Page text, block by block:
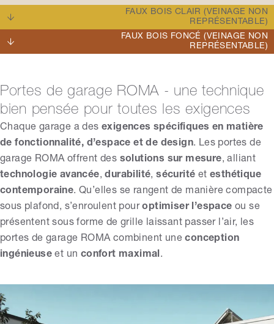
FAUX BOIS CLAIR (VEINAGE NON
REPRÉSENTABLE)
FAUX BOIS FONCÉ (VEINAGE NON
REPRÉSENTABLE)
Portes de garage ROMA - une technique
bien pensée pour toutes les exigences
Chaque garage a des exigences spécifiques en matière
de fonctionnalité, d’espace et de design. Les portes de
garage ROMA offrent des solutions sur mesure, alliant
technologie avancée,durabilité,sécurité etesthétique
contemporaine. Qu’elles se rangent de manière compacte
sous plafond, s’enroulent pouroptimiser l’espace ou se
présentent sous forme de grille laissant passer l’air, les
portes de garage ROMA combinent uneconception
ingénieuse et un confort maximal.